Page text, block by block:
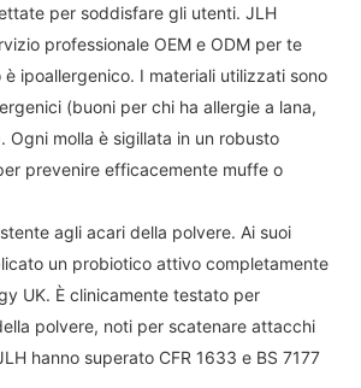
per soddisfare gli utenti. JLH
professionale OEM e ODM per te
ipoallergenico. I materiali utilizzati sono
(buoni per chi ha allergie a lana,
Ogni molla è sigillata in un robusto
prevenire efficacemente muffe o
agli acari della polvere. Ai suoi
un probiotico attivo completamente
UK. È clinicamente testato per
polvere, noti per scatenare attacchi
hanno superato CFR 1633 e BS 7177